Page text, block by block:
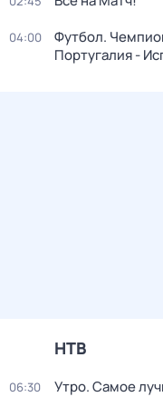
04:00
Футбол.
Португалия -
НТВ
06:30 Утро. Самое